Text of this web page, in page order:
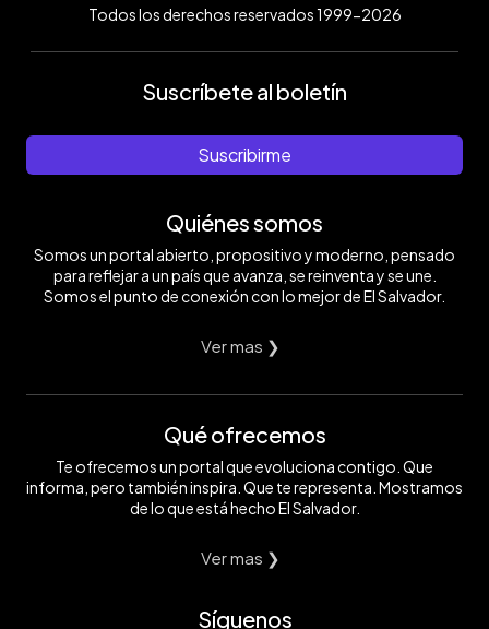
Todos los derechos reservados 1999-2026
Suscríbete al boletín
Suscribirme
Quiénes somos
Somos un portal abierto, propositivo y moderno, pensado
para reflejar a un país que avanza, se reinventa y se une.
Somos el punto de conexión con lo mejor de El Salvador.
Ver mas ❯
Qué ofrecemos
Te ofrecemos un portal que evoluciona contigo. Que
informa, pero también inspira. Que te representa. Mostramos
de lo que está hecho El Salvador.
Ver mas ❯
Síguenos